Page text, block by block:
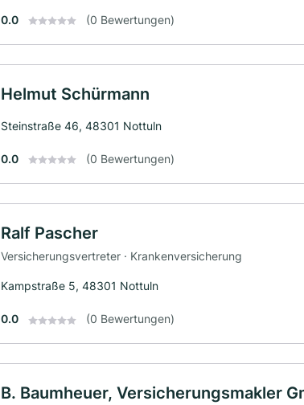
0.0 (0 Bewertungen)
Helmut Schürmann
Steinstraße 46, 48301 Nottuln
0.0 (0 Bewertungen)
Ralf Pascher
Versicherungsvertreter · Krankenversicherung
Kampstraße 5, 48301 Nottuln
0.0 (0 Bewertungen)
B. Baumheuer, Versicherungsmakler